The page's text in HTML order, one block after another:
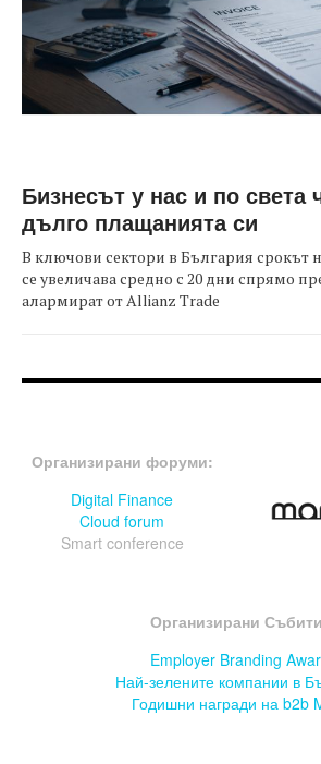
Бизнесът у нас и по света
дълго плащанията си
В ключови сектори в България срокът
се увеличава средно с 20 дни спрямо
алармират от Allianz Trade
Организирани форуми:
Digital Finance
Cloud forum
Smart conference
Организирани
Employer Branding
Най-зелените компании в
Годишни награди на b2b